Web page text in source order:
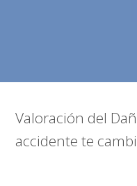
Valoración del
accidente te